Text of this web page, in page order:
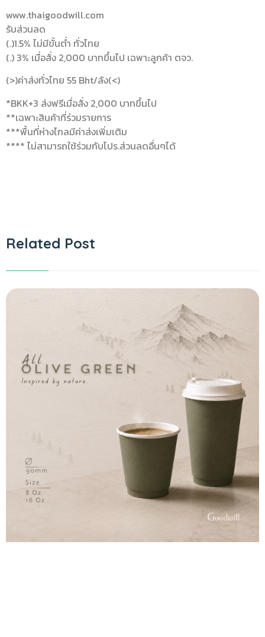
www.thaigoodwill.com
รับส่วนลด
(.)1.5% ไม่มีขั้นต่ำ ทั่วไทย
(.) 3% เมื่อสั่ง 2,000 บาทขึ้นไป เฉพาะลูกค้า ตจว.
(>)ค่าส่งทั่วไทย 55 Bht/ลัง(<)
*BKK+3 ส่งฟรีเมื่อสั่ง 2,000 บาทขึ้นไป
**เฉพาะสินค้าที่ร่วมรายการ
***พื้นที่ห่างไกลมีค่าส่งเพิ่มเติม
**** ไม่สามารถใช้ร่วมกับโปร.ส่วนลดอื่นๆได้
Related Post